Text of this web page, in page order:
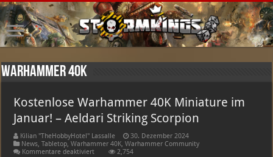
Warhammer 40K
Kostenlose Warhammer 40K Miniature im
Januar! – Aeldari Striking Scorpion
Kilian "TheHobbyHotel" Lassalle
30. Dezember 2024
News,Tabletop,Warhammer 40K,Warhammer Community
Kommentare deaktiviertfür
2,754